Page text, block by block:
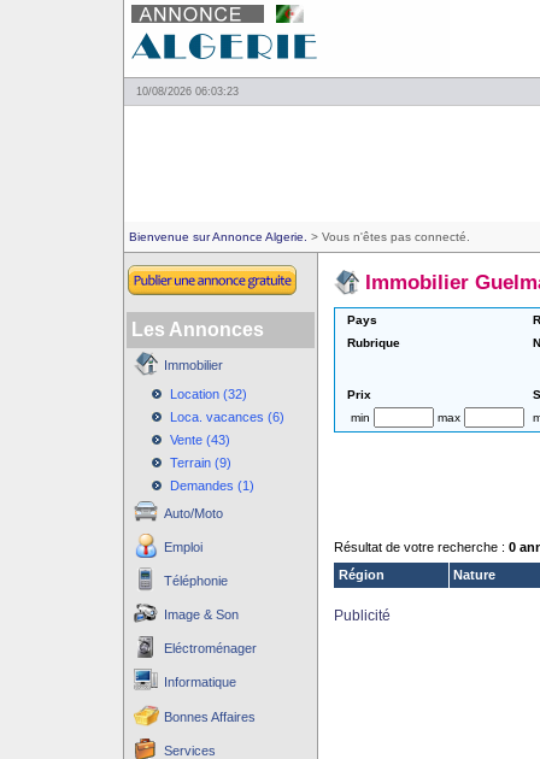
10/08/2026 06:03:23
Bienvenue sur Annonce Algerie. > Vous n'êtes pas connecté.
Les Annonces
Immobilier
Location (32)
Loca. vacances (6)
Vente (43)
Terrain (9)
Demandes (1)
Auto/Moto
Emploi
Téléphonie
Image & Son
Eléctroménager
Informatique
Bonnes Affaires
Services
Immobilier
Pays
Rubrique
Prix
min
max
Résultat de votre recherche : 0
Région
Nature
Publicité